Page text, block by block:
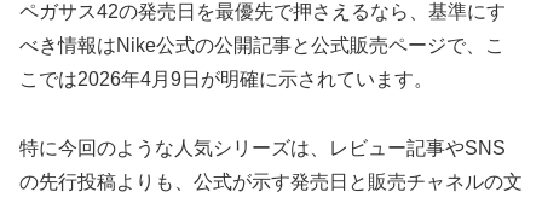
ペガサス42の発売日を最優先で押さえるなら、基準にす
べき情報はNike公式の公開記事と公式販売ページで、こ
こでは2026年4月9日が明確に示されています。
特に今回のような人気シリーズは、レビュー記事やSNS
の先行投稿よりも、公式が示す発売日と販売チャネルの文